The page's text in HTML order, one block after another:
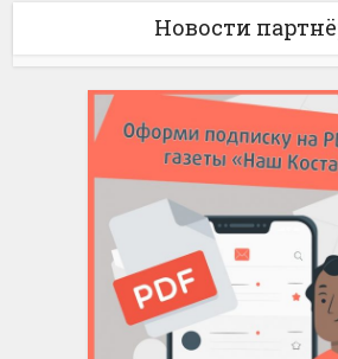
Новости